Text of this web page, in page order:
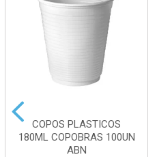
COPOS PLASTICOS
180ML COPOBRAS 100UN
ABN